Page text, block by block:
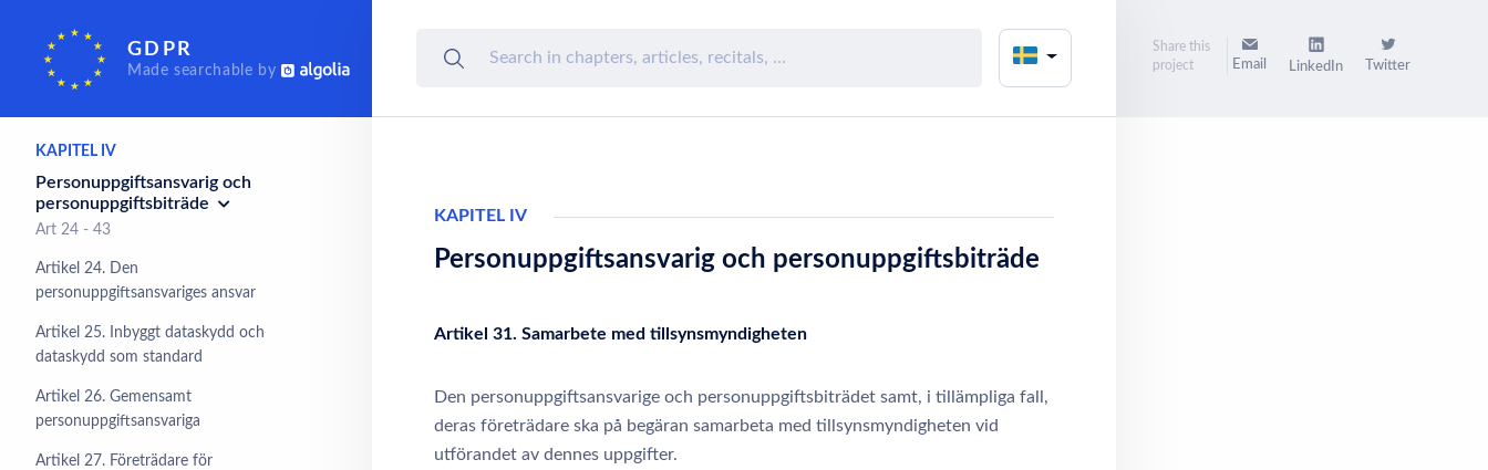
GDPR
Made searchable by
Den registrerades
rättigheter
Art 12 - 23
KAPITEL IV
Personuppgiftsansvarig och
personuppgiftsbiträde
Art 24 - 43
Artikel 24. Den
personuppgiftsansvariges ansvar
Artikel 25. Inbyggt dataskydd och
dataskydd som standard
Artikel 26. Gemensamt
personuppgiftsansvariga
Artikel 27. Företrädare för
KAPITEL IV
Personuppgiftsansvarig och personuppgiftsbiträde
Artikel 31. Samarbete med tillsynsmyndigheten
Den personuppgiftsansvarige och personuppgiftsbiträdet samt, i tillämpliga fall,
deras företrädare ska på begäran samarbeta med tillsynsmyndigheten vid
utförandet av dennes uppgifter.
Share this
project
Email LinkedIn Twitter